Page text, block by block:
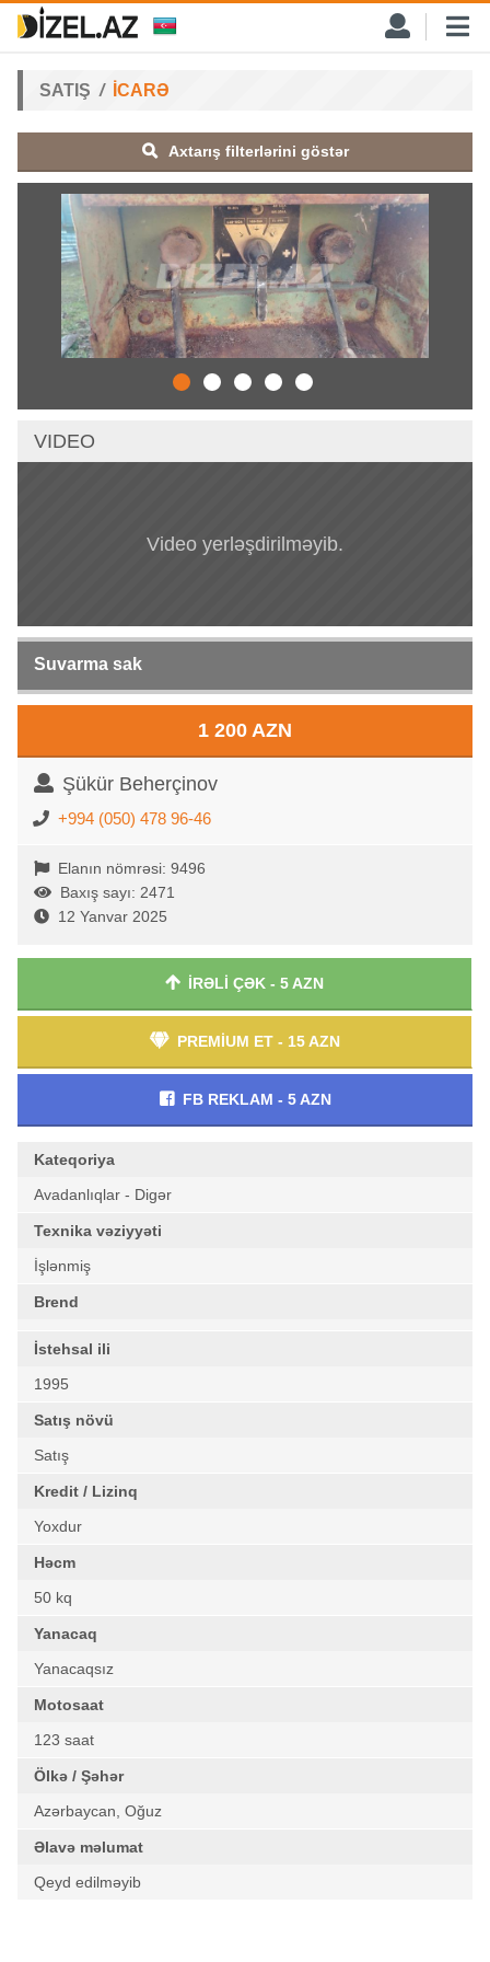
SATIŞ İCARƏ
Axtarış filterlərini göstər
VIDEO
Video yerləşdirilməyib.
Suvarma sak
1 200 AZN
Şükür Beherçinov
+994 (050) 478 96-46
Elanın nömrəsi: 9496
Baxış sayı: 2471
12 Yanvar 2025
İRƏLİ ÇƏK - 5 AZN
PREMİUM ET - 15 AZN
FB REKLAM - 5 AZN
Kateqoriya
Avadanlıqlar - Digər
Texnika vəziyyəti
İşlənmiş
Brend
İstehsal ili
1995
Satış növü
Satış
Kredit / Lizinq
Yoxdur
Həcm
50 kq
Yanacaq
Yanacaqsız
Motosaat
123 saat
Ölkə / Şəhər
Azərbaycan, Oğuz
Əlavə məlumat
Qeyd edilməyib